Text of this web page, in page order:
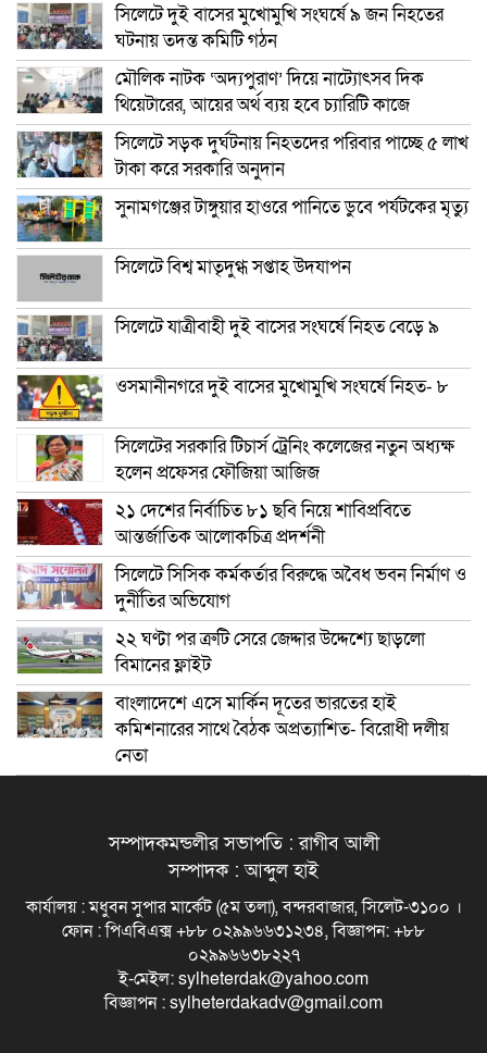
সিলেটে দুই বাসের মুখোমুখি সংঘর্ষে ৯ জন নিহতের
ঘটনায় তদন্ত কমিটি গঠন
মৌলিক নাটক ‘অদ্যপুরাণ’ দিয়ে নাট্যোৎসব দিক
থিয়েটারের, আয়ের অর্থ ব্যয় হবে চ্যারিটি কাজে
সিলেটে সড়ক দুর্ঘটনায় নিহতদের পরিবার পাচ্ছে ৫ লাখ
টাকা করে সরকারি অনুদান
সুনামগঞ্জের টাঙ্গুয়ার হাওরে পানিতে ডুবে পর্যটকের মৃত্যু
সিলেটে বিশ্ব মাতৃদুগ্ধ সপ্তাহ উদযাপন
সিলেটে যাত্রীবাহী দুই বাসের সংঘর্ষে নিহত বেড়ে ৯
ওসমানীনগরে দুই বাসের মুখোমুখি সংঘর্ষে নিহত- ৮
সিলেটের সরকারি টিচার্স ট্রেনিং কলেজের নতুন অধ্যক্ষ
হলেন প্রফেসর ফৌজিয়া আজিজ
২১ দেশের নির্বাচিত ৮১ ছবি নিয়ে শাবিপ্রবিতে
আন্তর্জাতিক আলোকচিত্র প্রদর্শনী
সিলেটে সিসিক কর্মকর্তার বিরুদ্ধে অবৈধ ভবন নির্মাণ ও
দুর্নীতির অভিযোগ
২২ ঘণ্টা পর ত্রুটি সেরে জেদ্দার উদ্দেশ্যে ছাড়লো
বিমানের ফ্লাইট
বাংলাদেশে এসে মার্কিন দূতের ভারতের হাই
কমিশনারের সাথে বৈঠক অপ্রত্যাশিত- বিরোধী দলীয়
নেতা
সম্পাদকমন্ডলীর সভাপতি : রাগীব আলী
সম্পাদক : আব্দুল হাই
কার্যালয় : মধুবন সুপার মার্কেট (৫ম তলা), বন্দরবাজার, সিলেট-৩১০০ ।
ফোন : পিএবিএক্স +৮৮ ০২৯৯৬৬৩১২৩৪, বিজ্ঞাপন: +৮৮
০২৯৯৬৬৩৮২২৭
ই-মেইল: sylheterdak@yahoo.com
বিজ্ঞাপন : sylheterdakadv@gmail.com